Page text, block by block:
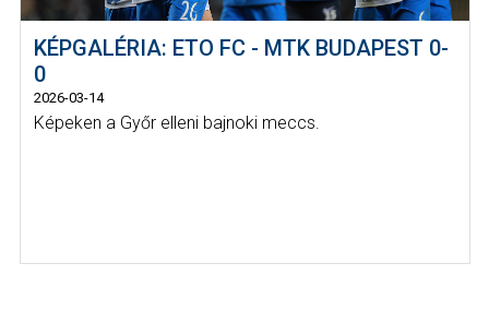
KÉPGALÉRIA: ETO FC - MTK BUDAPEST 0-
0
2026-03-14
Képeken a Győr elleni bajnoki meccs.